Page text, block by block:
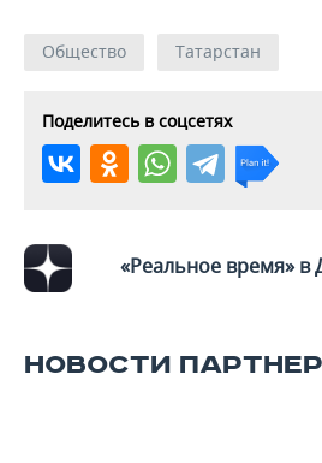
Общество Татарстан
Поделитесь в соцсетях
«Реальное время» в
НОВОСТИ